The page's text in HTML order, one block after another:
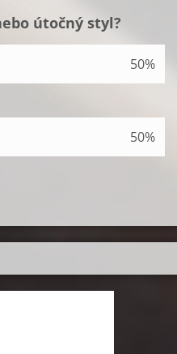
útočný styl?
50%
50%